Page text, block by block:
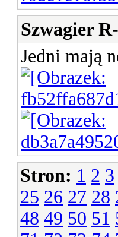
Szwagier
Jedni mają
Stron: 1 2 3
25 26 27 28
48 49 50 51